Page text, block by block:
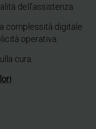
dell’assistenza.
complessità digitale
operativa.
cura.